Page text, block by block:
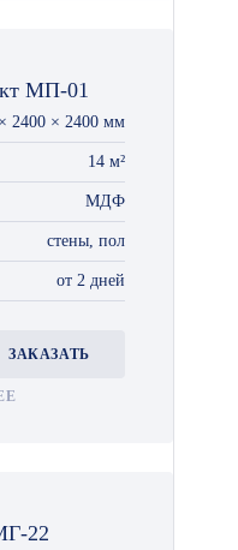
МП-01
2400 × 2400 мм
14 м²
МДФ
стены, пол
от 2 дней
ЗАКАЗАТЬ
22